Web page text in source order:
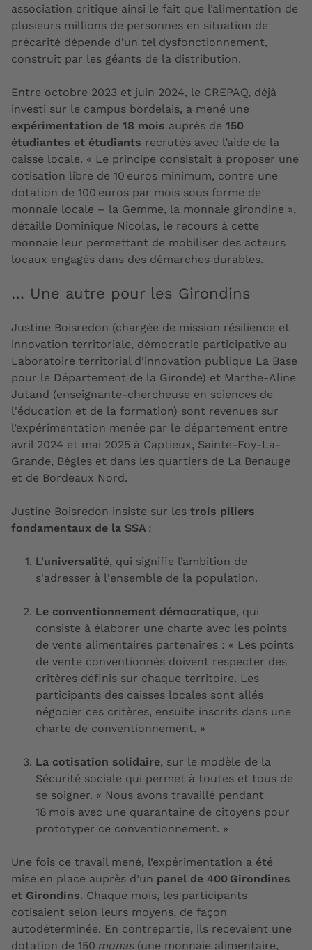
association critique ainsi le fait que l’alimentation de
plusieurs millions de personnes en situation de
précarité dépende d’un tel dysfonctionnement,
construit par les géants de la distribution.
Entre octobre 2023 et juin 2024, le CREPAQ, déjà
investi sur le campus bordelais, a mené une
expérimentation de 18 mois auprès de 150
étudiantes et étudiants recrutés avec l’aide de la
caisse locale. « Le principe consistait à proposer une
cotisation libre de 10 euros minimum, contre une
dotation de 100 euros par mois sous forme de
monnaie locale – la Gemme, la monnaie girondine »,
détaille Dominique Nicolas, le recours à cette
monnaie leur permettant de mobiliser des acteurs
locaux engagés dans des démarches durables.
… Une autre pour les Girondins
Justine Boisredon (chargée de mission résilience et
innovation territoriale, démocratie participative au
Laboratoire territorial d'innovation publique La Base
pour le Département de la Gironde) et Marthe-Aline
Jutand (enseignante-chercheuse en sciences de
l'éducation et de la formation) sont revenues sur
l’expérimentation menée par le département entre
avril 2024 et mai 2025 à Captieux, Sainte-Foy-La-
Grande, Bègles et dans les quartiers de La Benauge
et de Bordeaux Nord.
Justine Boisredon insiste sur les trois piliers
fondamentaux de la SSA :
L'universalité, qui signifie l’ambition de
s'adresser à l'ensemble de la population.
Le conventionnement démocratique, qui
consiste à élaborer une charte avec les points
de vente alimentaires partenaires : « Les points
de vente conventionnés doivent respecter des
critères définis sur chaque territoire. Les
participants des caisses locales sont allés
négocier ces critères, ensuite inscrits dans une
charte de conventionnement. »
La cotisation solidaire, sur le modèle de la
Sécurité sociale qui permet à toutes et tous de
se soigner. « Nous avons travaillé pendant
18 mois avec une quarantaine de citoyens pour
prototyper ce conventionnement. »
Une fois ce travail mené, l’expérimentation a été
mise en place auprès d’un panel de 400 Girondines
et Girondins. Chaque mois, les participants
cotisaient selon leurs moyens, de façon
autodéterminée. En contrepartie, ils recevaient une
dotation de 150 monas(une monnaie alimentaire,